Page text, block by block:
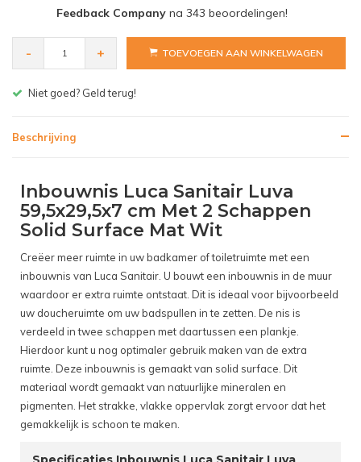
Feedback Companyna 343 beoordelingen!
- + TOEVOEGEN AAN WINKELWAGEN
Gratis bezorgen v.a. € 150,- (NL)
Beschrijving
Inbouwnis Luca Sanitair Luva
59,5x29,5x7 cm Met 2 Schappen
Solid Surface Mat Wit
Creëer meer ruimte in uw badkamer of toiletruimte met een
inbouwnis van Luca Sanitair. U bouwt een inbouwnis in de muur
waardoor er extra ruimte ontstaat. Dit is ideaal voor bijvoorbeeld
uw doucheruimte om uw badspullen in te zetten. De nis is
verdeeld in twee schappen met daartussen een plankje.
Hierdoor kunt u nog optimaler gebruik maken van de extra
ruimte. Deze inbouwnis is gemaakt van solid surface. Dit
materiaal wordt gemaakt van natuurlijke mineralen en
pigmenten. Het strakke, vlakke oppervlak zorgt ervoor dat het
gemakkelijk is schoon te maken.